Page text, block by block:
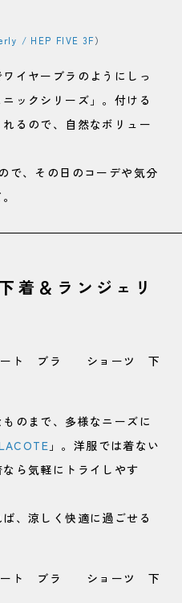
/ HEP FIVE 3F）
イヤーブラのようにしっ
ックシリーズ」。付ける
るので、自然なボリュー
で、その日のコーデや気分
着＆ランジェリ
のまで、多様なニーズに
」。洋服では着ない
ら気軽にトライしやす
、涼しく快適に過ごせる